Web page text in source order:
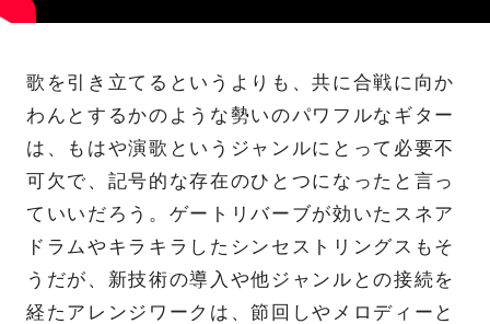
歌を引き立てるというよりも、共に合戦に向か
わんとするかのような勢いのパワフルなギター
は、もはや演歌というジャンルにとって必要不
可欠で、記号的な存在のひとつになったと言っ
ていいだろう。ゲートリバーブが効いたスネア
ドラムやキラキラしたシンセストリングスもそ
うだが、新技術の導入や他ジャンルとの接続を
経たアレンジワークは、節回しやメロディーと